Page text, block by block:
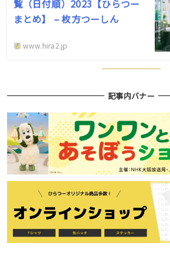
覧（日付順）2023【ひらつー
まとめ】 – 枚方つーしん
www.hira2.jp
記事内バナー